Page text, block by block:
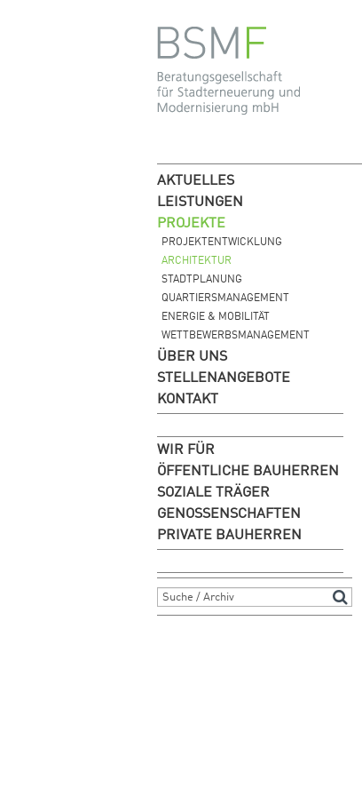
AKTUELLES
LEISTUNGEN
PROJEKTE
PROJEKTENTWICKLUNG
ARCHITEKTUR
STADTPLANUNG
QUARTIERSMANAGEMENT
ENERGIE & MOBILITÄT
WETTBEWERBSMANAGEMENT
ÜBER UNS
STELLENANGEBOTE
KONTAKT
WIR FÜR
ÖFFENTLICHE BAUHERREN
SOZIALE TRÄGER
GENOSSENSCHAFTEN
PRIVATE BAUHERREN